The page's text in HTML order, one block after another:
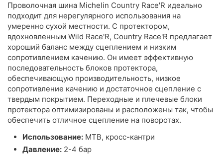
Проволочная шина Michelin Country Race'R идеально
подходит для нерегулярного использования на
умеренно сухой местности. С протектором,
вдохновленным Wild Race'R, Country Race'R предлагает
хороший баланс между сцеплением и низким
сопротивлением качению. Он имеет эффективную
последовательность блоков протектора,
обеспечивающую производительность, низкое
сопротивление качению и достаточное сцепление с
твердым покрытием. Переходные и плечевые блоки
протектора оптимизированы и расположены так, чтобы
обеспечить отличное сцепление на поворотах.
Использование: MTB, кросс-кантри
Давление: 2-4 бар